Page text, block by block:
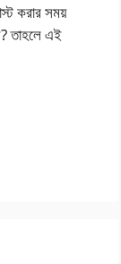
করার সময়
তাহলে এই